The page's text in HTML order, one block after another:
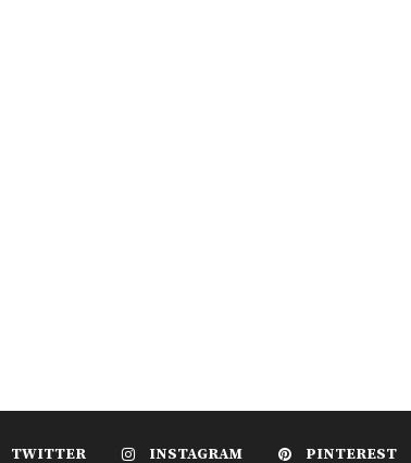
TWITTER INSTAGRAM PINTEREST